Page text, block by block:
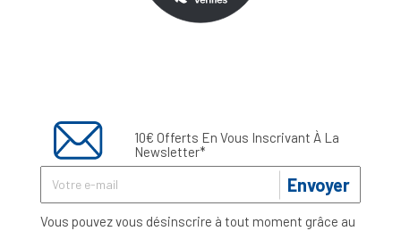
10€ Offerts En Vous Inscrivant À La
Newsletter*
Envoyer
Vous pouvez vous désinscrire à tout moment grâce au